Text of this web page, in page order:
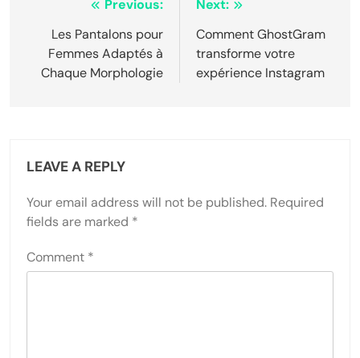
navigation
Previous:
Les Pantalons pour
Femmes Adaptés à
Chaque Morphologie
Next:
Comment GhostGram
transforme votre
expérience Instagram
LEAVE A REPLY
Your email address will not be published. Required
fields are marked *
Comment *